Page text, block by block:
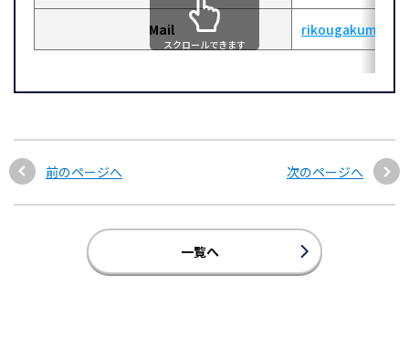
Mail
スクロールできます
前のページへ 次のページへ
一覧へ